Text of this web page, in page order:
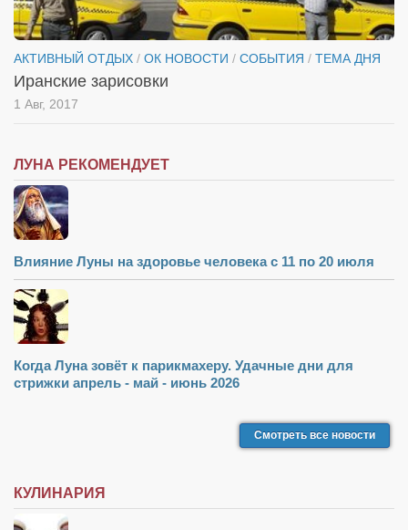
АКТИВНЫЙ ОТДЫХ / ОК НОВОСТИ / СОБЫТИЯ / ТЕМА ДНЯ
Иранские зарисовки
1 Авг, 2017
ЛУНА РЕКОМЕНДУЕТ
Влияние Луны на здоровье человека с 11 по 20 июля
Когда Луна зовёт к парикмахеру. Удачные дни для
стрижки апрель - май - июнь 2026
Смотреть все новости
КУЛИНАРИЯ